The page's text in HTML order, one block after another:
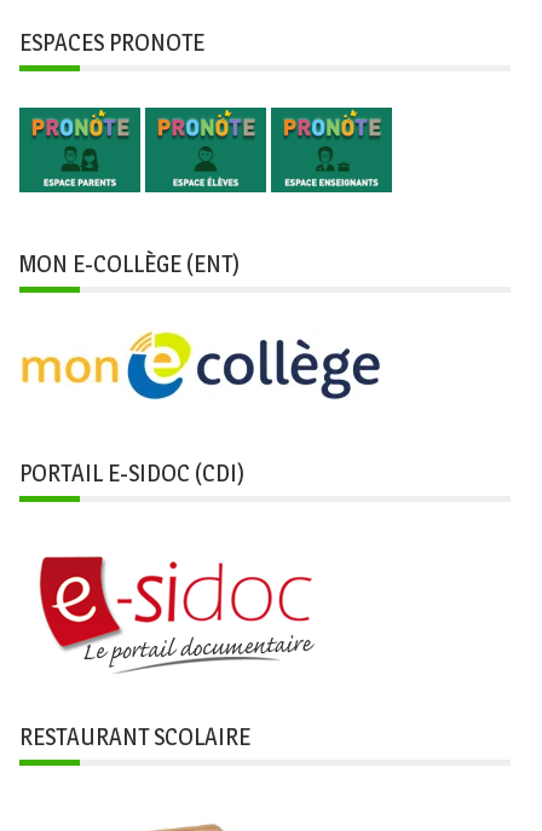
ESPACES PRONOTE
MON E-COLLÈGE (ENT)
PORTAIL E-SIDOC (CDI)
RESTAURANT SCOLAIRE